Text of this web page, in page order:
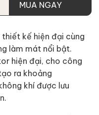
MUA NGAY
kế hiện đại cùng
làm mát nổi bật.
hiện đại, cho công
ra khoảng
khí được lưu